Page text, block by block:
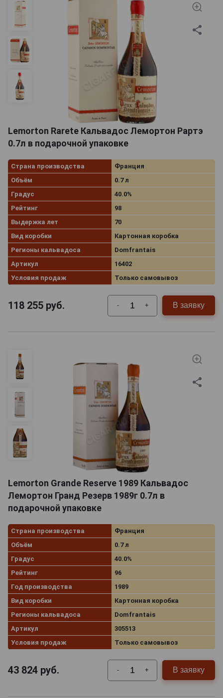
Lemorton Rarete Кальвадос Лемортон Рартэ
0.7л в подарочной упаковке
Страна производства
Франция
Объём
0.7 л
Градус
40.0%
Рейтинг
98
Выдержка лет
70
Вид коробки
Картонная коробка
Регионы кальвадоса
Domfrantais
Артикул
16402
Условия продаж
Только самовывоз
118 255 руб. - + В заявку
Lemorton Grande Reserve 1989 Кальвадос
Лемортон Гранд Резерв 1989г 0.7л в
подарочной упаковке
Страна производства
Франция
Объём
0.7 л
Градус
40.0%
Рейтинг
96
Год производства
1989
Вид коробки
Картонная коробка
Регионы кальвадоса
Domfrantais
Артикул
305513
Условия продаж
Только самовывоз
43 824 руб. - + В заявку